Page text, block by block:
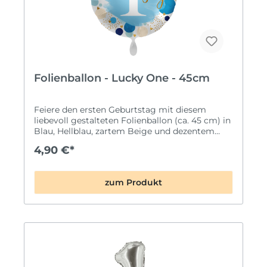
Folienballon - Lucky One - 45cm
Feiere den ersten Geburtstag mit diesem
liebevoll gestalteten Folienballon (ca. 45 cm) in
Blau, Hellblau, zartem Beige und dezentem
großen Zahl 1 und dem Schriftzug „Geburtstag“
Geburtstagskinder. Größe: ca. 45 cm
Premiumqualität by Premioloon Mit
Automatikventil – einfaches Befüllen &
Nachfüllen Für Helium oder Luft geeignet Ideal
4,90 €*
zum Produkt